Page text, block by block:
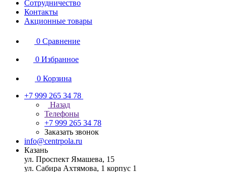
Сотрудничество
Контакты
Акционные товары
0 Сравнение
0 Избранное
0 Корзина
+7 999 265 34 78
Назад
Телефоны
+7 999 265 34 78
Заказать звонок
info@centrpola.ru
Казань
ул. Проспект Ямашева, 15
ул. Сабира Ахтямова, 1 корпус 1